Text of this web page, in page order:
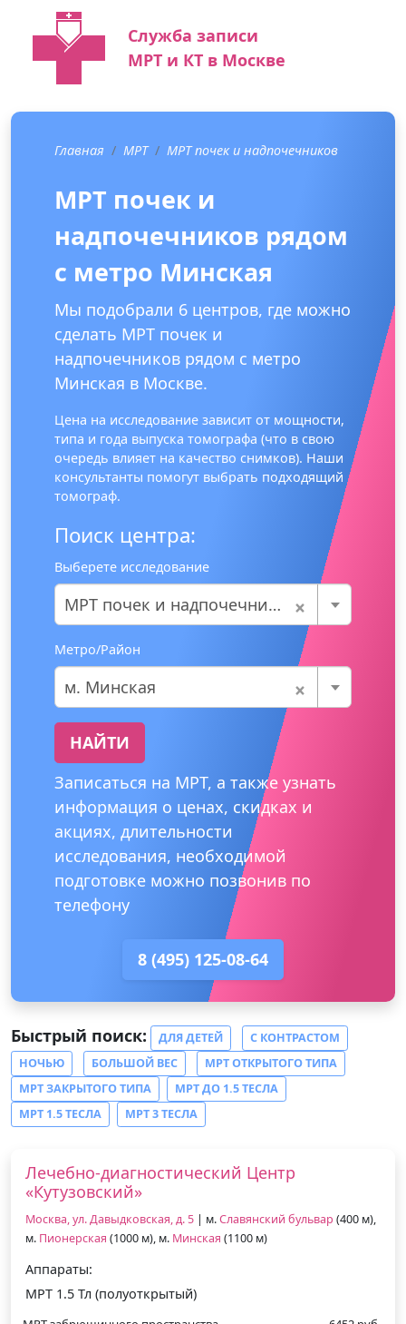
Служба записи
МРТ и КТ в Москве
Главная МРТ МРТ почек и надпочечников
МРТ почек и
надпочечников рядом
с метро Минская
Мы подобрали 6 центров, где можно
сделать МРТ почек и
надпочечников рядом с метро
Минская в Москве.
Цена на исследование зависит от мощности,
типа и года выпуска томографа (что в свою
очередь влияет на качество снимков). Наши
консультанты помогут выбрать подходящий
томограф.
Поиск центра:
Выберете исследование
×
МРТ почек и надпочечников
Метро/Район
×
м. Минская
НАЙТИ
Записаться на МРТ, а также узнать
информация о ценах, скидках и
акциях, длительности
исследования, необходимой
подготовке можно позвонив по
телефону
8 (495) 125-08-64
Быстрый поиск: ДЛЯ ДЕТЕЙ
С КОНТРАСТОМ
НОЧЬЮ
БОЛЬШОЙ ВЕС
МРТ ОТКРЫТОГО ТИПА
МРТ ЗАКРЫТОГО ТИПА
МРТ ДО 1.5 ТЕСЛА
МРТ 1.5 ТЕСЛА
МРТ 3 ТЕСЛА
Лечебно-диагностический Центр
«Кутузовский»
Москва, ул. Давыдковская, д. 5 | м.Славянский бульвар (400 м),
м. Пионерская (1000 м), м. Минская (1100 м)
Аппараты:
МРТ 1.5 Тл (полуоткрытый)